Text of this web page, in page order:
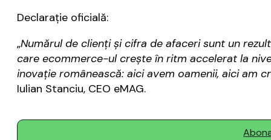
Declarație oficială:
„Numărul de clienți și cifra de afaceri sunt un
care ecommerce-ul crește în ritm accelerat la
inovație românească: aici avem oamenii, aici am
Iulian Stanciu, CEO eMAG.